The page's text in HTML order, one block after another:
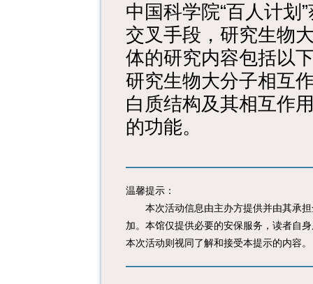
中国科学院“百人计划
交叉手段，研究生物
体的研究内容包括以
研究生物大分子相互
白质结构及其相互作
的功能。
温馨提示：
本次活动信息由主办方提供并由其承担
加。本馆仅提供必要的安保服务，读者自
本次活动则视同了解和接受本提示的内容。